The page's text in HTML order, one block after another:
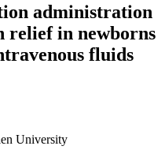
administration
relief in newborns
fluids
University